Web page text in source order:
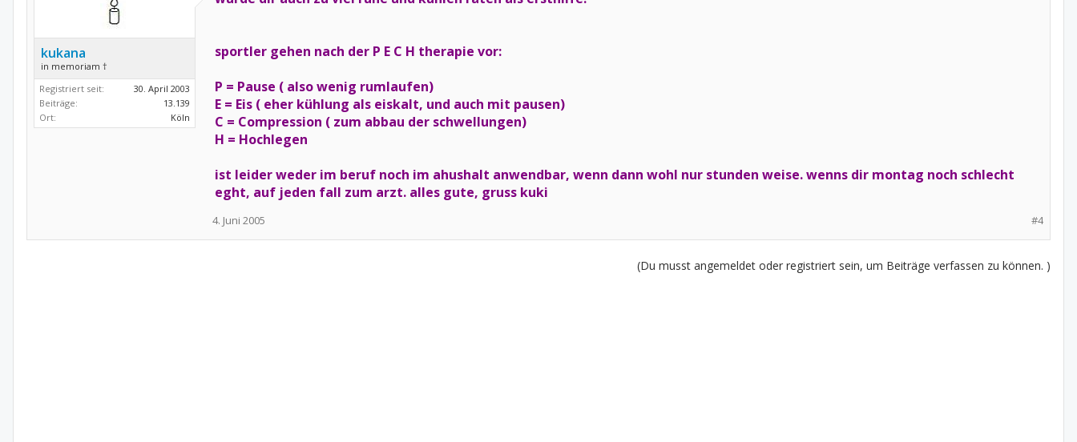
kukana
in memoriam †
Registriert seit:
30. April 2003
Beiträge:
13.139
Ort:
Köln
sportler gehen nach der P E C H therapie vor:
P = Pause ( also wenig rumlaufen)
E = Eis ( eher kühlung als eiskalt, und auch mit pausen)
C = Compression ( zum abbau der schwellungen)
H = Hochlegen
ist leider weder im beruf noch im ahushalt anwendbar, wenn dann wohl nur stunden weise. wenns dir montag noch schlecht
eght, auf jeden fall zum arzt. alles gute, gruss kuki
#4
4. Juni 2005
(Du musst angemeldet oder registriert sein, um Beiträge verfassen zu können. )